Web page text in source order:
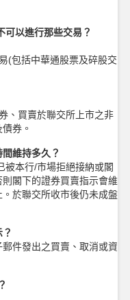
以進行那些交易？
(包括中華通股票及碎股交
、買賣於聯交所上市之非
券。
維持多久？
被本行/市場拒絕接納或閣
閣下的證券買賣指示會維
於聯交所收市後仍未成盤
件發出之買賣、取消或資